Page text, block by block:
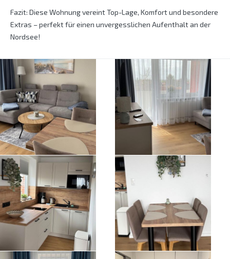
Fazit: Diese Wohnung vereint Top-Lage, Komfort und besondere
Extras – perfekt für einen unvergesslichen Aufenthalt an der
Nordsee!